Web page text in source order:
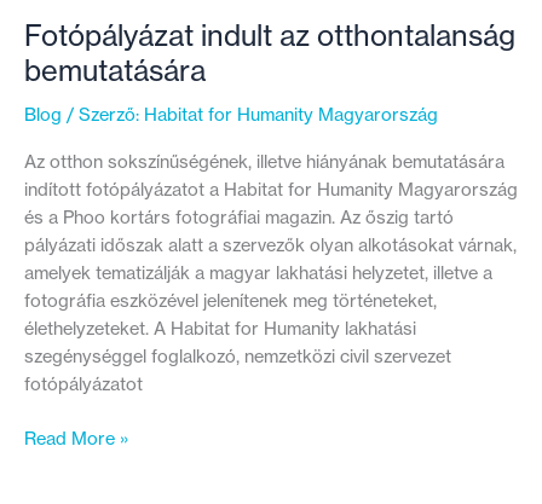
Április
9-
ig
lehet
jelentkezni
az
idei
Hon-
Vágy
fotópályázatunkra
Fotópályázat indult az otthontalanság
bemutatására
Blog / Szerző: Habitat for Humanity Magyarország
Az otthon sokszínűségének, illetve hiányának bemutatására
indított fotópályázatot a Habitat for Humanity Magyarország
és a Phoo kortárs fotográfiai magazin. Az őszig tartó
pályázati időszak alatt a szervezők olyan alkotásokat várnak,
amelyek tematizálják a magyar lakhatási helyzetet, illetve a
fotográfia eszközével jelenítenek meg történeteket,
élethelyzeteket. A Habitat for Humanity lakhatási
szegénységgel foglalkozó, nemzetközi civil szervezet
fotópályázatot
Fotópályázat
Read More »